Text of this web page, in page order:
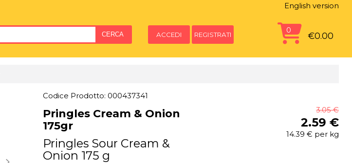
English version
ACCEDI REGISTRATI
0
€0.00
Codice Prodotto: 000437341
Pringles Cream & Onion
175gr
Pringles Sour Cream &
Onion 175 g
3.05 €
2.59 €
14.39 € per kg